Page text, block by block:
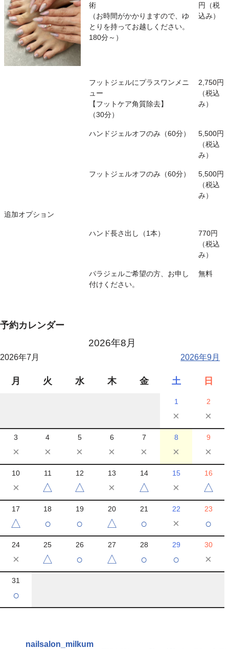
術
（お時間がかかりますので、ゆ
とりを持ってお越しください。
180分～）
円（税
込み）
フットジェルにプラスワンメニ
ュー
【フットケア角質除去】
（30分）
2,750円
（税込
み）
ハンドジェルオフのみ（60分）
5,500円
（税込
み）
フットジェルオフのみ（60分）
5,500円
（税込
み）
追加オプション
ハンド長さ出し（1本）
770円
（税込
み）
パラジェルご希望の方、お申し
付けください。
無料
予約カレンダー
2026年8月
2026年7月 2026年9月
月 火 水 木 金 土 日
1
×
2
×
3
×
4
×
5
×
6
×
7
×
8
×
9
×
10
×
11
△
12
△
13
×
14
△
15
×
16
△
17
△
18
○
19
○
20
△
21
○
22
×
23
○
24
×
25
△
26
○
27
△
28
○
29
○
30
×
31
○
nailsalon_milkum